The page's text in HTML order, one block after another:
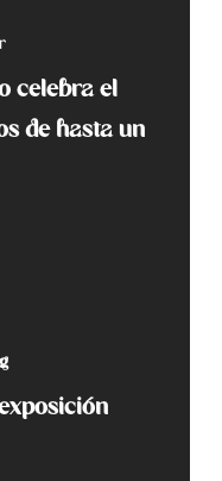
celebra el
de hasta un